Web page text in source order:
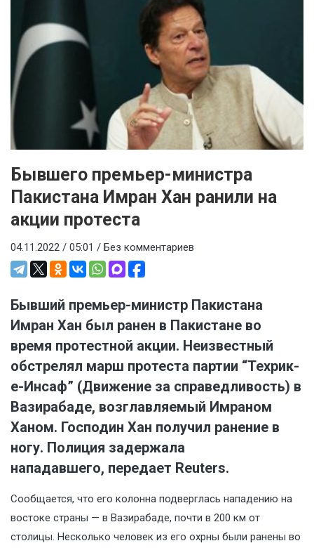
Бывшего премьер-министра
Пакистана Имран Хан ранили на
акции протеста
04.11.2022 / 05:01 / Без комментариев
Бывший премьер-министр Пакистана
Имран Хан был ранен в Пакистане во
время протестной акции. Неизвестный
обстрелял марш протеста партии “Техрик-
е-Инсаф” (Движение за справедливость) в
Вазирабаде, возглавляемый Имраном
Ханом. Господин Хан получил ранение в
ногу. Полиция задержала
нападавшего, передает Reuters.
Сообщается, что его колонна подверглась нападению на
востоке страны — в Вазирабаде, почти в 200 км от
столицы. Несколько человек из его охрны были ранены во